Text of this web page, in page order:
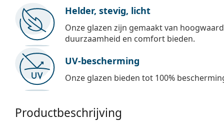
Helder, stevig, licht
Onze glazen zijn gemaakt van
duurzaamheid en comfort bieden.
UV-bescherming
Onze glazen bieden tot 100%
Productbeschrijving